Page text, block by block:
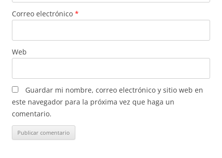
Correo electrónico *
Web
Guardar mi nombre, correo electrónico y sitio web en
este navegador para la próxima vez que haga un
comentario.